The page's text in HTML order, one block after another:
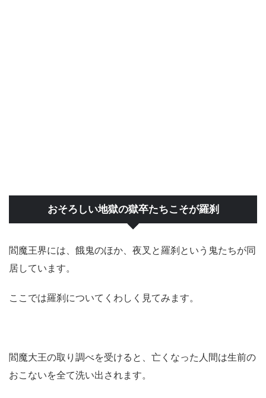
おそろしい地獄の獄卒たちこそが羅刹
閻魔王界には、餓鬼のほか、夜叉と羅刹という鬼たちが同
居しています。
ここでは羅刹についてくわしく見てみます。
閻魔大王の取り調べを受けると、亡くなった人間は生前の
おこないを全て洗い出されます。